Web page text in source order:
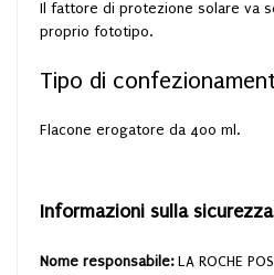
Il fattore di protezione solare va
proprio fototipo.
Tipo di
Flacone erogatore da 400 ml.
Informazioni sulla sicurezza
Nome responsabile: LA ROCHE